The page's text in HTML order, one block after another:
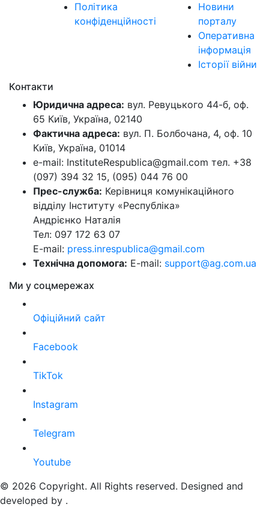
Політика
конфіденційності
Новини
порталу
Оперативна
інформація
Історії війни
Контакти
Юридична адреса: вул. Ревуцького 44-б, оф.
65 Київ, Україна, 02140
Фактична адреса: вул. П. Болбочана, 4, оф. 10
Київ, Україна, 01014
e-mail: InstituteRespublica@gmail.com тел. +38
(097) 394 32 15, (095) 044 76 00
Прес-служба: Керівниця комунікаційного
відділу Інституту «Республіка»
Андрієнко Наталія
Тел: 097 172 63 07
E-mail: press.inrespublica@gmail.com
Технічна допомога: E-mail: support@ag.com.ua
Ми у соцмережах
Офіційний сайт
Facebook
TikTok
Instagram
Telegram
Youtube
© 2026 Copyright. All Rights reserved. Designed and
developed by .